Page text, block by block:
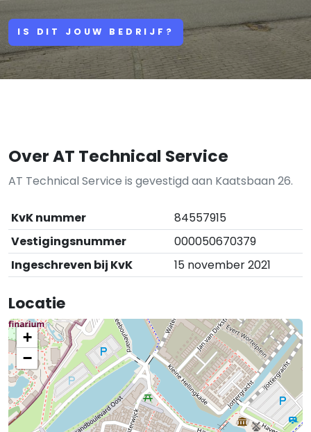
IS DIT JOUW BEDRIJF?
Over AT Technical Service
AT Technical Service is gevestigd aan Kaatsbaan 26.
KvK nummer
84557915
Vestigingsnummer
000050670379
Ingeschreven bij KvK
15 november 2021
Locatie
+
−